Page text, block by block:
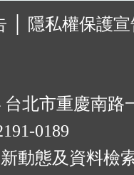
隱私權保護
北市重慶南路
0189
動態及資料檢